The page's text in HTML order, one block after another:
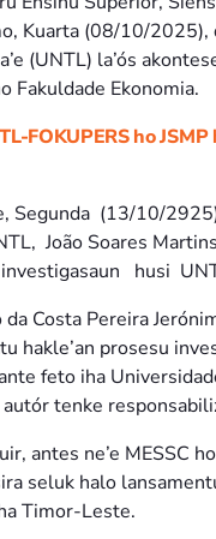
Kuarta (08/10/
(UNTL) la’ós
Fakuldade Ekonomia.
FOKUPERS ho
Segunda (13/10/
João Soares
husi
Costa Pereira
hakle’an prosesu
feto iha
tenke
antes ne’e MESSC
seluk halo
Timor-Leste.